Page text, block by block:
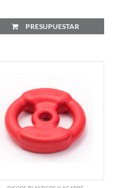
PRESUPUESTAR